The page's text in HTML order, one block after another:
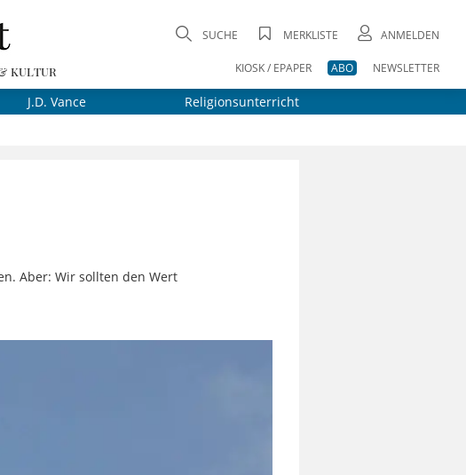
KULTUR
SUCHE MERKLISTE ANMELDEN
KIOSK / EPAPER ABO NEWSLETTER
J.D. Vance Religionsunterricht
Aber: Wir sollten den Wert